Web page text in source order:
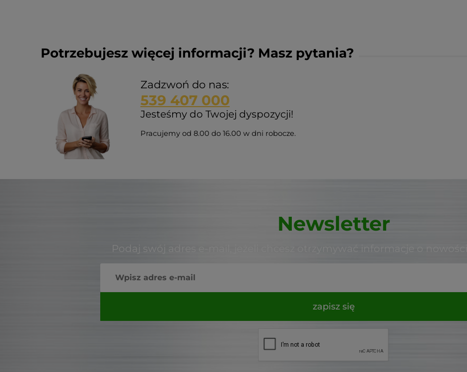
Potrzebujesz więcej informacji? Masz pytania?
Zadzwoń do nas:
539 407 000
Jesteśmy do Twojej dyspozycji!
Pracujemy od 8.00 do 16.00 w dni robocze.
Newsletter
Podaj swój adres e-mail, jeżeli chcesz otrzymywać informacje o
zapisz się